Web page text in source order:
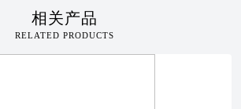
相关产品
RELATED PRODUCTS